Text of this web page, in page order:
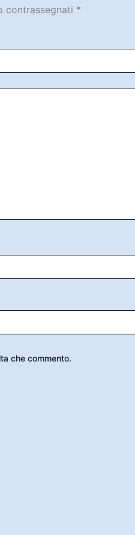
contrassegnati *
che commento.